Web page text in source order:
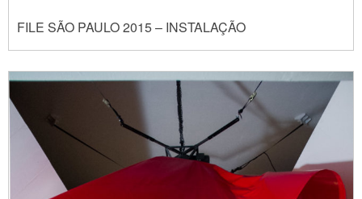
FILE SÃO PAULO 2015 – INSTALAÇÃO